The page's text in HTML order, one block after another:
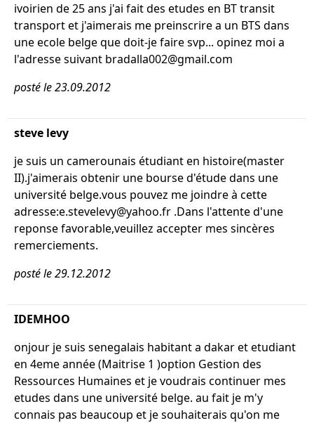
ivoirien de 25 ans j'ai fait des etudes en BT transit
transport et j'aimerais me preinscrire a un BTS dans
une ecole belge que doit-je faire svp... opinez moi a
l'adresse suivant bradalla002@gmail.com
posté le 23.09.2012
steve levy
je suis un camerounais étudiant en histoire(master
II).j'aimerais obtenir une bourse d'étude dans une
université belge.vous pouvez me joindre à cette
adresse:e.stevelevy@yahoo.fr .Dans l'attente d'une
reponse favorable,veuillez accepter mes sincères
remerciements.
posté le 29.12.2012
IDEMHOO
onjour je suis senegalais habitant a dakar et etudiant
en 4eme année (Maitrise 1 )option Gestion des
Ressources Humaines et je voudrais continuer mes
etudes dans une université belge. au fait je m'y
connais pas beaucoup et je souhaiterais qu'on me